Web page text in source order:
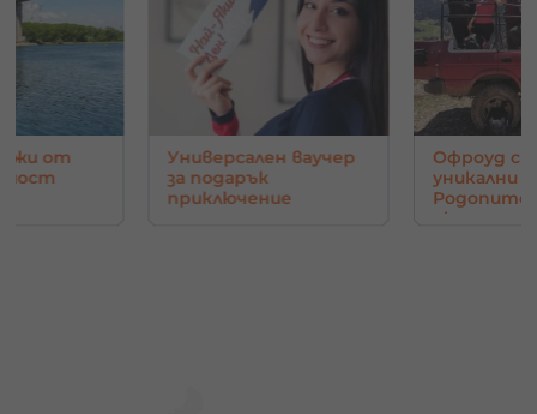
от
мост
Универсален ваучер
за подарък
приключение
Офроуд с
уникални
Родопите
око